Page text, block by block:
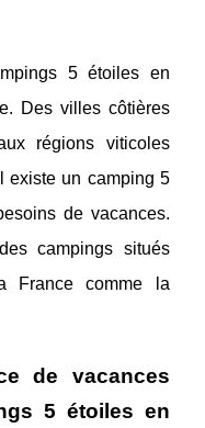
5 étoiles en
Des villes côtières
régions viticoles
existe un camping 5
de vacances.
campings situés
France comme la
de vacances
5 étoiles en